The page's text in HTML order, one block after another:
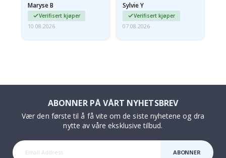
Maryse B
Verifisert kjøper
10.08.2026
Sylvie Y
Verifisert kjøper
07.08.2026
ABONNER PÅ VÅRT NYHETSBREV
Vær den første til å få vite om de siste nyhetene og dra
nytte av våre eksklusive tilbud.
ABONNER